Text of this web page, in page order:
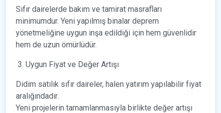
Sıfır dairelerde bakım ve tamirat masrafları
minimumdur. Yeni yapılmış binalar deprem
yönetmeliğine uygun inşa edildiği için hem güvenlidir
hem de uzun ömürlüdür.
Uygun Fiyat ve Değer Artışı
Didim satılık sıfır daireler, halen yatırım yapılabilir fiyat
aralığındadır.
Yeni projelerin tamamlanmasıyla birlikte değer artışı